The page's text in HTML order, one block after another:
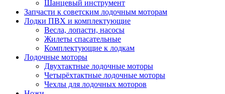
Шанцевый инструмент
Запчасти к советским лодочным моторам
Лодки ПВХ и комплектующие
Весла, лопасти, насосы
Жилеты спасательные
Комплектующие к лодкам
Лодочные моторы
Двухтактные лодочные моторы
Четырёхтактные лодочные моторы
Чехлы для лодочных моторов